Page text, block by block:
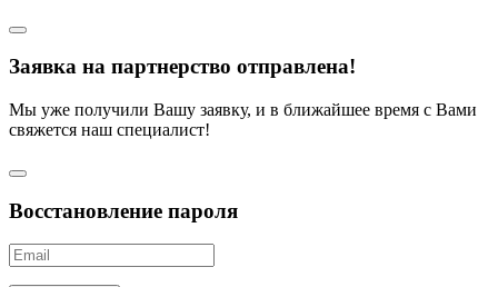
Заявка на партнерство отправлена!
Мы уже получили Вашу заявку, и в ближайшее время с Вами
свяжется наш специалист!
Восстановление пароля